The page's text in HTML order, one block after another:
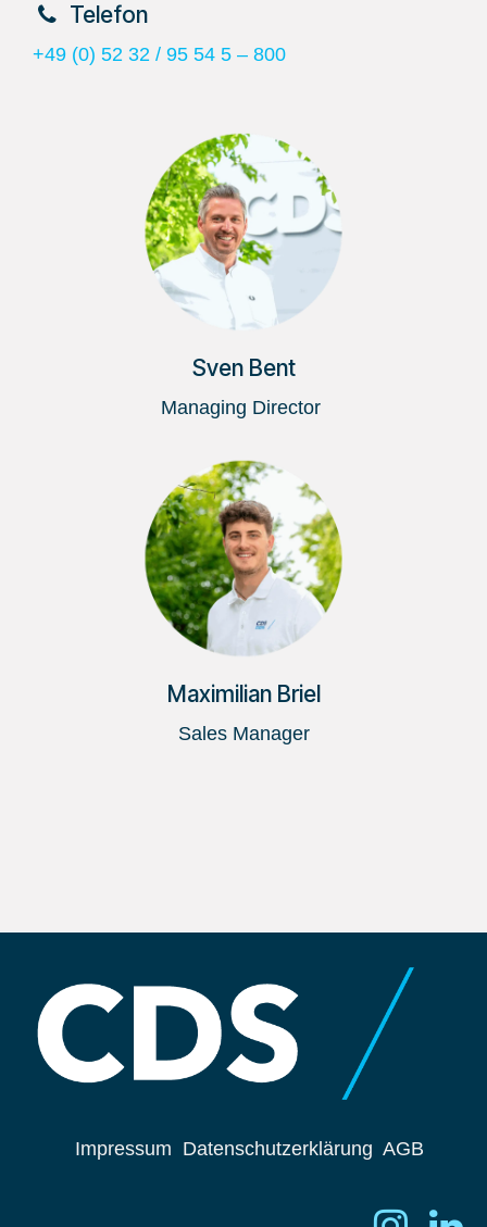
​Telefon
+49 (0) 52 32 / 95 54 5 – 800
Sven Bent
Managing Director
Maximilian Briel
Sales Manager
Impressum Datenschutzerklärung AGB